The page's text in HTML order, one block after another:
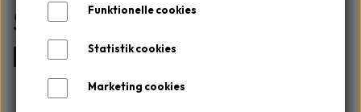
WEBSHOP
MÆRKER
ANSIGTSPLEJE
OM
OM KLINIKKEN
KONTAKT
Salgs- og
leveringsbetingelser
Funktionelle cookies
Statistik cookies
Marketing cookies